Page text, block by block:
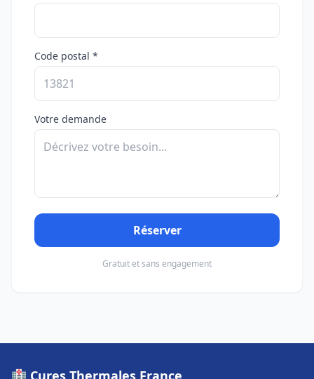
Code postal *
Votre demande
Réserver
Gratuit et sans engagement
🏥 Cures Thermales France